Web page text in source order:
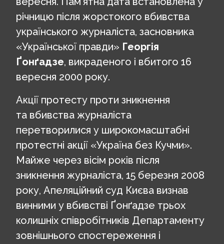
річницю після жорстокого вбивства
українського журналіста, засновника
«Української правди» Георгія
Ґонґадзе, викраденого і вбитого 16
вересня 2000 року.
Акції протесту проти зникнення
та вбивства журналіста
перетворилися у широкомасштабні
протестні акції «Україна без Кучми».
Майже через вісім років після
зникнення журналіста, 15 березня 2008
року, Апеляційний суд Києва визнав
винними у вбивстві Ґонґадзе трьох
колишніх співробітників Департаменту
зовнішнього спостереження і